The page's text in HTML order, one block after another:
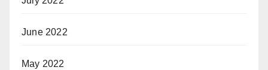
June 2022
May 2022